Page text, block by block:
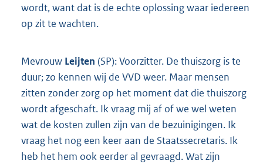
wordt, want dat is de echte oplossing waar iedereen
op zit te wachten.
Mevrouw Leijten (SP): Voorzitter. De thuiszorg is te
duur; zo kennen wij de VVD weer. Maar mensen
zitten zonder zorg op het moment dat die thuiszorg
wordt afgeschaft. Ik vraag mij af of we wel weten
wat de kosten zullen zijn van de bezuinigingen. Ik
vraag het nog een keer aan de Staatssecretaris. Ik
heb het hem ook eerder al gevraagd. Wat zijn